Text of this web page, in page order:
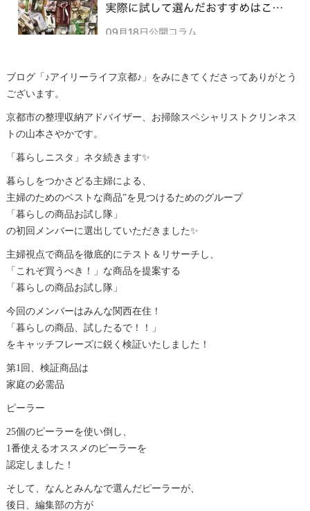
ブログ「♪アイリーライフ京都♪」をみにきてくださってありがとう
ございます。
京都市の整理収納アドバイザー、お掃除スペシャリストクリンネス
トの山本さやかです。
「暮らしニスタ」ネタ続きます✨
暮らしをつかさどる主婦による、
主婦のためのベストな商品”を見つけるためのグループ
「暮らしの商品お試し隊」
の初回メンバーに選出していただきました✨
主婦視点で商品を徹底的にテスト＆リサーチし、
「これぞ買うべき！」な商品を提案する
「暮らしの商品お試し隊」
今回のメンバーはみんな関西在住！
「暮らしの商品、試したるで！！」
をキャッチフレーズに鋭く検証いたしました！
第1回、検証商品は
家庭の必需品
ピーラー
25個のピーラーを使い倒し、
1番使えるオススメのピーラーを
認定しました！
そして、なんとみんなで選んだピーラーが、
後日、編集部の方が